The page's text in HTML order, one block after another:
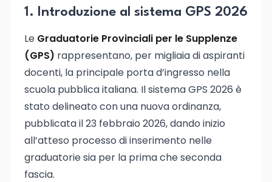
1. Introduzione al sistema GPS 2026
Le Graduatorie Provinciali per le Supplenze
(GPS) rappresentano, per migliaia di aspiranti
docenti, la principale porta d’ingresso nella
scuola pubblica italiana. Il sistema GPS 2026 è
stato delineato con una nuova ordinanza,
pubblicata il 23 febbraio 2026, dando inizio
all’atteso processo di inserimento nelle
graduatorie sia per la prima che seconda
fascia.